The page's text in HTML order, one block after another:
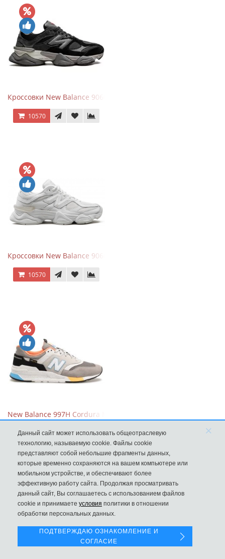
Кроссовки New Balance 9060 Black Castlerock
10570
Кроссовки New Balance 9060 Triple White
10570
New Balance 997H Cordura Marblehead с желтой и голубой
8970
Данный сайт может использовать общеотраслевую
технологию, называемую cookie. Файлы cookie
представляют собой небольшие фрагменты данных,
которые временно сохраняются на вашем компьютере или
мобильном устройстве, и обеспечивают более
эффективную работу сайта. Продолжая просматривать
данный сайт, Вы соглашаетесь с использованием файлов
cookie и принимаете условия политики в отношении
обработки персональных данных.
×
ПОДТВЕРЖДАЮ ОЗНАКОМЛЕНИЕ И
СОГЛАСИЕ